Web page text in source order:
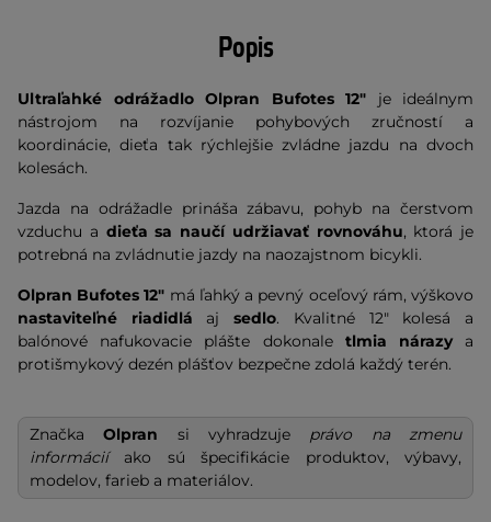
Popis
Ultraľahké odrážadlo Olpran Bufotes 12" je ideálnym
nástrojom na rozvíjanie pohybových zručností a
koordinácie, dieťa tak rýchlejšie zvládne jazdu na dvoch
kolesách.
Jazda na odrážadle prináša zábavu, pohyb na čerstvom
vzduchu a dieťa sa naučí udržiavať rovnováhu, ktorá je
potrebná na zvládnutie jazdy na naozajstnom bicykli.
Olpran Bufotes 12" má ľahký a pevný oceľový rám, výškovo
nastaviteľné riadidlá ajsedlo. Kvalitné 12" kolesá a
balónové nafukovacie plášte dokonaletlmia nárazya
protišmykový dezén plášťov bezpečne zdolá každý terén.
ZnačkaOlpran si vyhradzuje právo na zmenu
informáciíako sú špecifikácie produktov, výbavy,
modelov, farieb a materiálov.